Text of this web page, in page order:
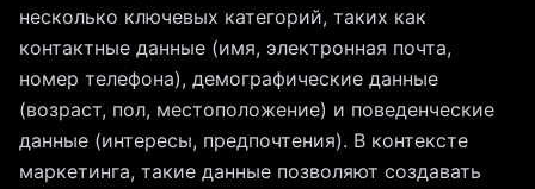
несколько ключевых категорий, таких как
контактные данные (имя, электронная почта,
номер телефона), демографические данные
(возраст, пол, местоположение) и поведенческие
данные (интересы, предпочтения). В контексте
маркетинга, такие данные позволяют создавать